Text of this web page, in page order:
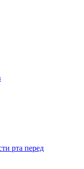
рта перед